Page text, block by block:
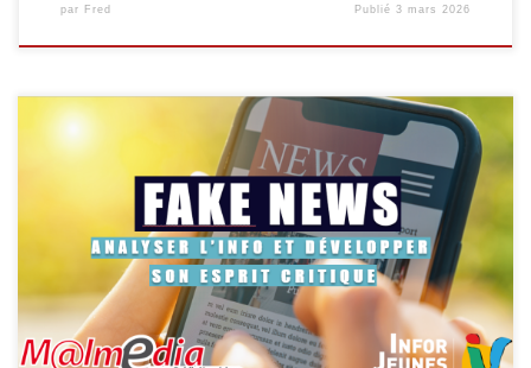
par Fred Publié3 mars 2026
L’EPN de Malmedy, en collaboration avec Infor Jeunes, propose
une animation gratuite destinée aux élèves à partir de la 4e
secondaire pour mieux comprendre les mécanismes de la
désinformation. Encadrée par deux animateurs (Espace Public
Numérique et Infor Jeunes), l’activité se déroule en trois séances
de 50 minutes et accueille […]